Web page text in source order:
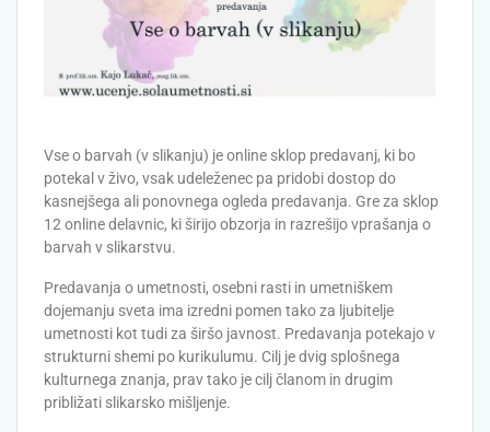
Vse o barvah (v slikanju) je online sklop predavanj, ki bo
potekal v živo, vsak udeleženec pa pridobi dostop do
kasnejšega ali ponovnega ogleda predavanja. Gre za sklop
12 online delavnic, ki širijo obzorja in razrešijo vprašanja o
barvah v slikarstvu.
Predavanja o umetnosti, osebni rasti in umetniškem
dojemanju sveta ima izredni pomen tako za ljubitelje
umetnosti kot tudi za širšo javnost. Predavanja potekajo v
strukturni shemi po kurikulumu. Cilj je dvig splošnega
kulturnega znanja, prav tako je cilj članom in drugim
približati slikarsko mišljenje.